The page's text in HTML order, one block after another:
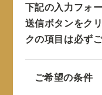
下記の入力フォ
送信ボタンをク
クの項目は必ず
ご希望の条件